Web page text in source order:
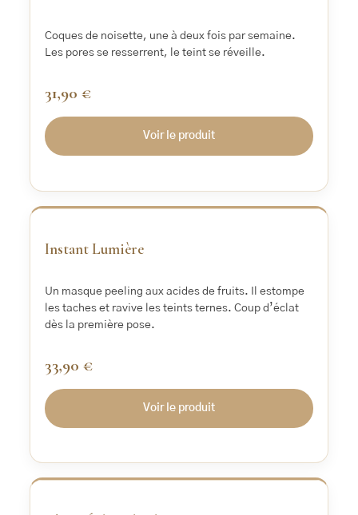
Coques de noisette, une à deux fois par semaine.
Les pores se resserrent, le teint se réveille.
31,90 €
Voir le produit
‹ ›
Instant Lumière
Un masque peeling aux acides de fruits. Il estompe
les taches et ravive les teints ternes. Coup d’éclat
dès la première pose.
33,90 €
Voir le produit
‹ ›